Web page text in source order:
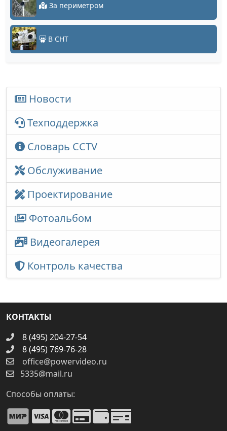
За периметром
В СНТ
Новости
Техподдержка
Словарь CCTV
Обслуживание
Проектирование
Фотоальбом
Видеогалерея
Контроль качества
КОНТАКТЫ
8 (495) 204-27-54
8 (495) 769-76-28
office@powervideo.ru
5335@mail.ru
Способы оплаты: